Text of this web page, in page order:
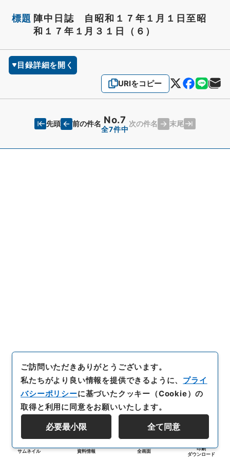
標題 陣中日誌 自昭和１７年１月１日至昭
和１７年１月３１日（６）
目録詳細を開く
URIをコピー
先頭 前の件名 No.7
全7件中
次の件名 末尾
サムネイル 資料情報 全画面
印刷
ダウンロード
ご訪問いただきありがとうございます。
私たちがより良い情報を提供できるように、 プライ
バシーポリシーに基づいたクッキー（Cookie）の
取得と利用に同意をお願いいたします。
必要最小限 全て同意